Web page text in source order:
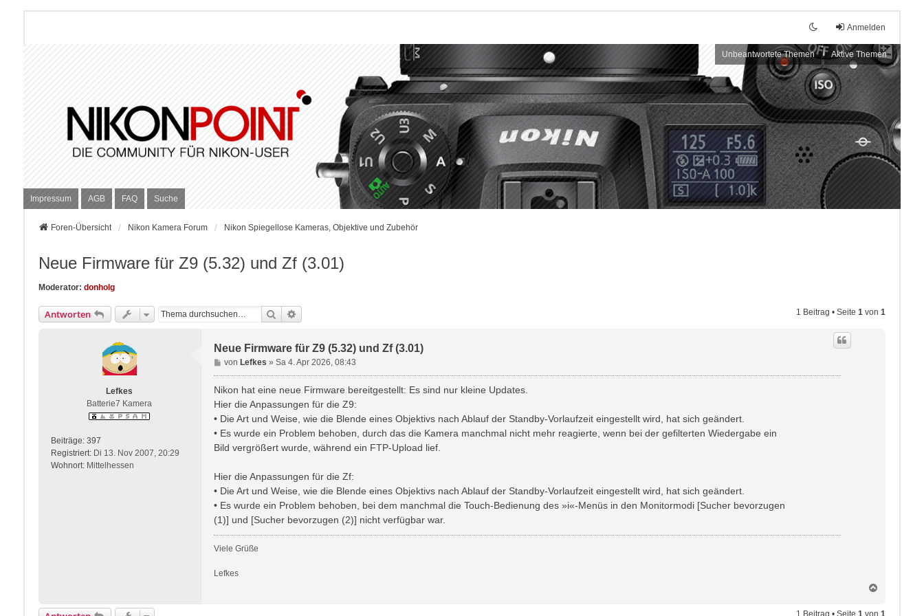
Anmelden
Unbeantwortete Themen Aktive Themen
Impressum AGB FAQ Suche
Foren-Übersicht Nikon Kamera Forum Nikon Spiegellose Kameras, Objektive und Zubehör
Neue Firmware für Z9 (5.32) und Zf (3.01)
Moderator: donholg
Antworten Suche 1 Beitrag • Seite1 von1
Lefkes
Batterie7 Kamera
Beiträge: 397
Registriert:Di 13. Nov 2007, 20:29
Wohnort:Mittelhessen
Neue Firmware für Z9 (5.32) und Zf (3.01)
B
e
i
t
a
g
von Lefkes »Sa 4. Apr 2026, 08:43
Nikon hat eine neue Firmware bereitgestellt: Es sind nur kleine Updates.
Hier die Anpassungen für die Z9:
• Die Art und Weise, wie die Blende eines Objektivs nach Ablauf der Standby-Vorlaufzeit eingestellt wird, hat sich geändert.
• Es wurde ein Problem behoben, durch das die Kamera manchmal nicht mehr reagierte, wenn bei der gefilterten Wiedergabe ein
Bild vergrößert wurde, während ein FTP-Upload lief.
Hier die Anpassungen für die Zf:
• Die Art und Weise, wie die Blende eines Objektivs nach Ablauf der Standby-Vorlaufzeit eingestellt wird, hat sich geändert.
• Es wurde ein Problem behoben, bei dem manchmal die Touch-Bedienung des »i«-Menüs in den Monitormodi [Sucher bevorzugen
(1)] und [Sucher bevorzugen (2)] nicht verfügbar war.
Viele Grüße
Lefkes
c
1 Beitrag • Seite1 von1